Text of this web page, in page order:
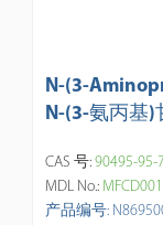
N-(3-
N-(3-氨丙基
CAS 号:90495-95-7
MDL No.:
产品编号: